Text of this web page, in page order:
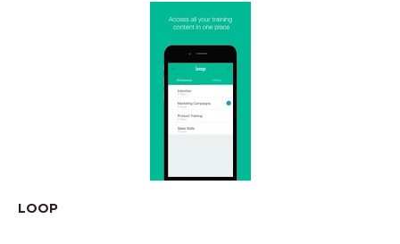
LOOP